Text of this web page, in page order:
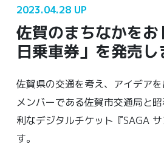
2023.04.28 UP
佐賀のまちなかを
日乗車券」を発売し
佐賀県の交通を考え、アイデア
メンバーである佐賀市交通局と
利なデジタルチケット『SAGA
す。